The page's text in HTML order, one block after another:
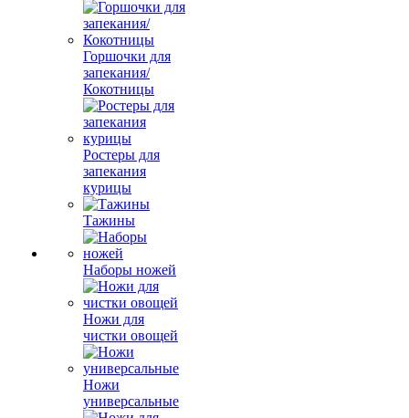
Горшочки для
запекания/
Кокотницы
Ростеры для
запекания
курицы
Тажины
Наборы ножей
Ножи для
чистки овощей
Ножи
универсальные